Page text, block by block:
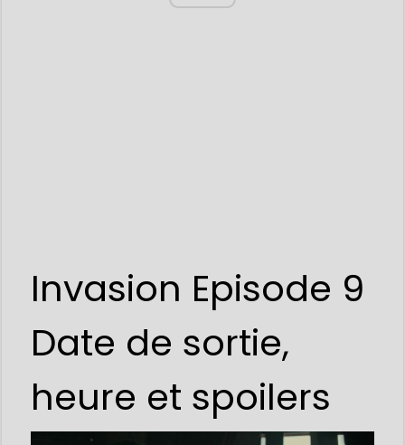
Invasion Episode 9
Date de sortie,
heure et spoilers